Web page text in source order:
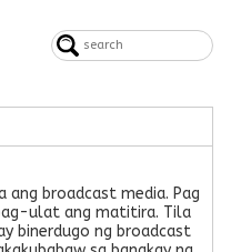
broadcast media. Pag
ulat ang matitira. Tila
binerdugo ng broadcast